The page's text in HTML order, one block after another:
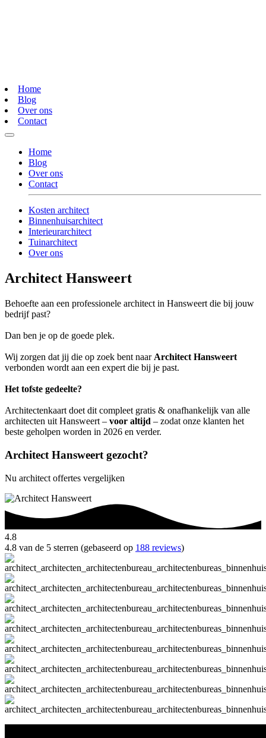
Home
Blog
Over ons
Contact
Home
Blog
Over ons
Contact
Kosten architect
Binnenhuisarchitect
Interieurarchitect
Tuinarchitect
Over ons
Architect Hansweert
Behoefte aan een professionele architect in Hansweert die bij jouw
bedrijf past?
Dan ben je op de goede plek.
Wij zorgen dat jij die op zoek bent naar Architect Hansweert
verbonden wordt aan een expert die bij je past.
Het tofste gedeelte?
Architectenkaart doet dit compleet gratis & onafhankelijk van alle
architecten uit Hansweert – voor altijd – zodat onze klanten het
beste geholpen worden in 2026 en verder.
Architect Hansweert gezocht?
Nu architect offertes vergelijken
4.8
4.8 van de 5 sterren (gebaseerd op 188 reviews)